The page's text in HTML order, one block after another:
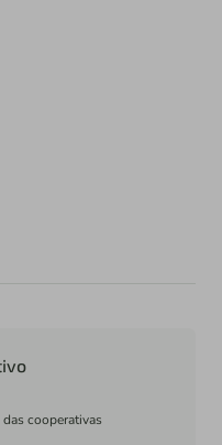
cooperativas